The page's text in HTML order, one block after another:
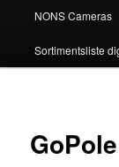
NONS Cameras
Sortimentsliste